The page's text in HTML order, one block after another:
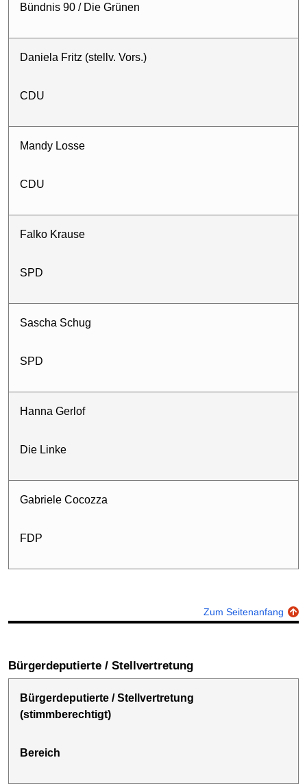
Bündnis 90 / Die Grünen
Daniela Fritz (stellv. Vors.)
CDU
Mandy Losse
CDU
Falko Krause
SPD
Sascha Schug
SPD
Hanna Gerlof
Die Linke
Gabriele Cocozza
FDP
Zum Seitenanfang
Bürgerdeputierte / Stellvertretung
Bürgerdeputierte / Stellvertretung
(stimmberechtigt)
Bereich